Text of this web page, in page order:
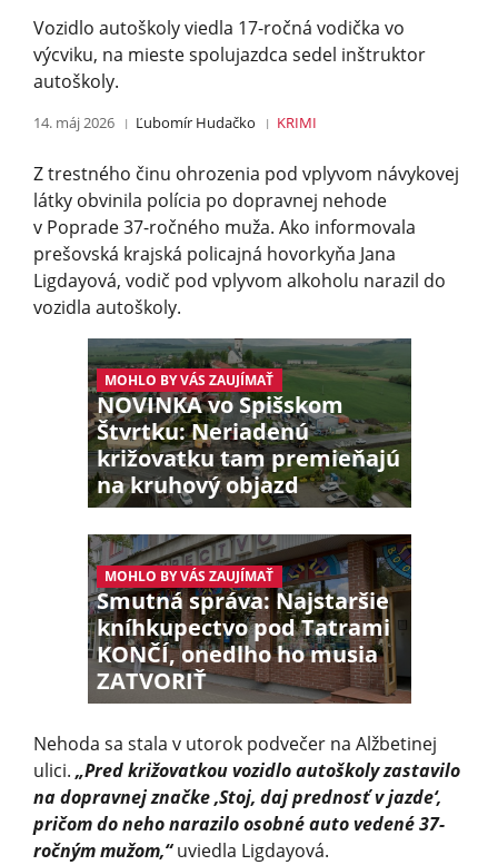
Vozidlo autoškoly viedla 17-ročná vodička vo
výcviku, na mieste spolujazdca sedel inštruktor
autoškoly.
14. máj 2026 Ľubomír Hudačko KRIMI
Z trestného činu ohrozenia pod vplyvom návykovej
látky obvinila polícia po dopravnej nehode
v Poprade 37-ročného muža. Ako informovala
prešovská krajská policajná hovorkyňa Jana
Ligdayová, vodič pod vplyvom alkoholu narazil do
vozidla autoškoly.
MOHLO BY VÁS ZAUJÍMAŤ
NOVINKA vo Spišskom
Štvrtku: Neriadenú
križovatku tam premieňajú
na kruhový objazd
MOHLO BY VÁS ZAUJÍMAŤ
Smutná správa: Najstaršie
kníhkupectvo pod Tatrami
KONČÍ, onedlho ho musia
ZATVORIŤ
Nehoda sa stala v utorok podvečer na Alžbetinej
ulici. „Pred križovatkou vozidlo autoškoly zastavilo
na dopravnej značke ‚Stoj, daj prednosť v jazde‘,
pričom do neho narazilo osobné auto vedené 37-
ročným mužom,“uviedla Ligdayová.